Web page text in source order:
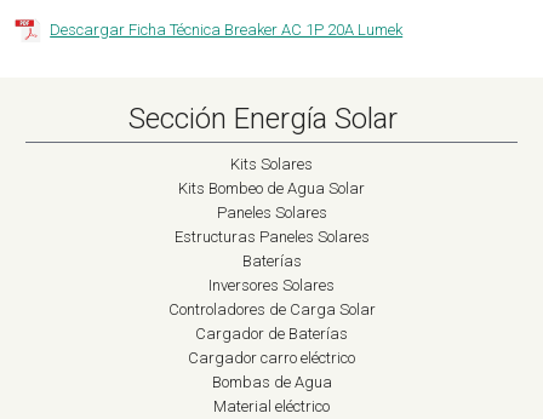
Descargar Ficha Técnica Breaker AC 1P 20A Lumek
Sección Energía Solar
Kits Solares
Kits Bombeo de Agua Solar
Paneles Solares
Estructuras Paneles Solares
Baterías
Inversores Solares
Controladores de Carga Solar
Cargador de Baterías
Cargador carro eléctrico
Bombas de Agua
Material eléctrico